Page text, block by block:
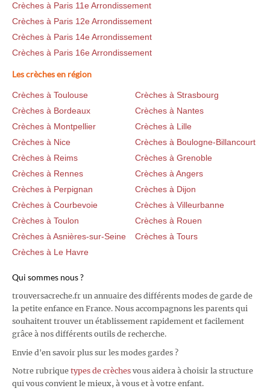
Crèches à Paris 11e Arrondissement
Crèches à Paris 12e Arrondissement
Crèches à Paris 14e Arrondissement
Crèches à Paris 16e Arrondissement
Les crèches en région
Crèches à Toulouse
Crèches à Strasbourg
Crèches à Bordeaux
Crèches à Nantes
Crèches à Montpellier
Crèches à Lille
Crèches à Nice
Crèches à Boulogne-Billancourt
Crèches à Reims
Crèches à Grenoble
Crèches à Rennes
Crèches à Angers
Crèches à Perpignan
Crèches à Dijon
Crèches à Courbevoie
Crèches à Villeurbanne
Crèches à Toulon
Crèches à Rouen
Crèches à Asnières-sur-Seine
Crèches à Tours
Crèches à Le Havre
Qui sommes nous ?
trouversacreche.fr un annuaire des différents modes de garde de
la petite enfance en France. Nous accompagnons les parents qui
souhaitent trouver un établissement rapidement et facilement
grâce à nos différents outils de recherche.
Envie d'en savoir plus sur les modes gardes ?
Notre rubrique types de crèches vous aidera à choisir la structure
qui vous convient le mieux, à vous et à votre enfant.